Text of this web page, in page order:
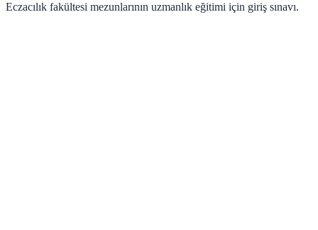
Eczacılık fakültesi mezunlarının uzmanlık eğitimi için giriş sınavı.